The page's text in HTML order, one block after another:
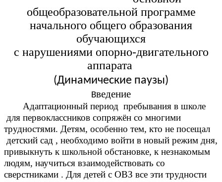
общеобразовательной программе
начального общего образования
обучающихся
с нарушениями опорно-двигательного
аппарата
(Динамические паузы)
Введение
Адаптационный период пребывания в школе
для первоклассников сопряжён со многими
трудностями. Детям, особенно тем, кто не посещал
детский сад , необходимо войти в новый режим дня,
привыкнуть к школьной обстановке, к незнакомым
людям, научиться взаимодействовать со
сверстниками . Для детей с ОВЗ все эти трудности